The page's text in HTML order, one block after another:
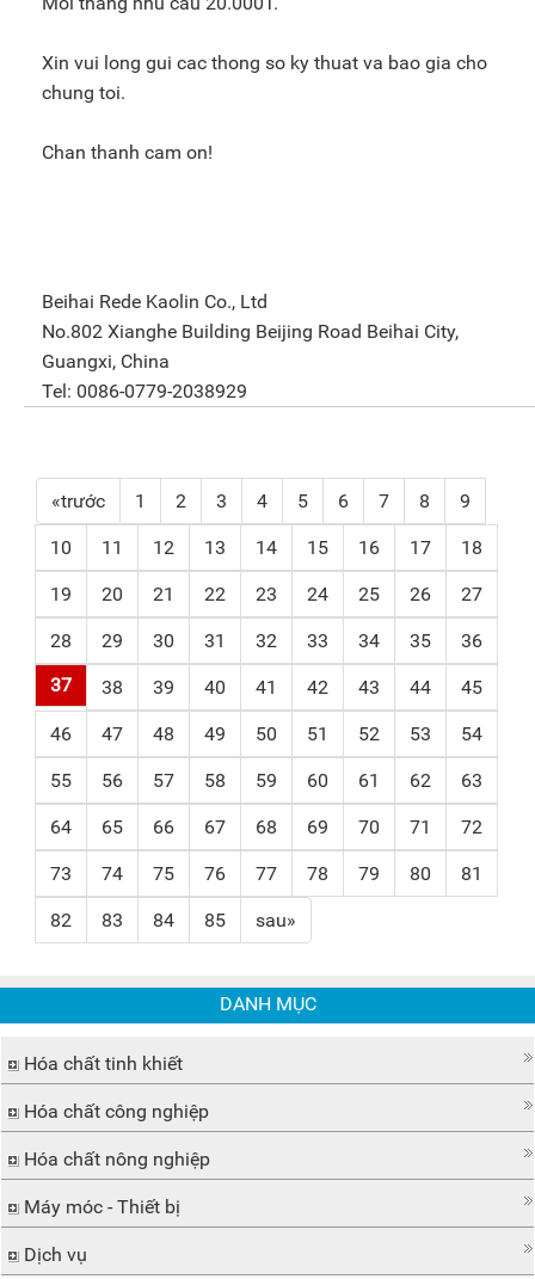
Xin vui long gui cac thong so ky thuat va bao gia cho
chung toi.
Chan thanh cam on!
Beihai Rede Kaolin Co., Ltd
No.802 Xianghe Building Beijing Road Beihai City,
Guangxi, China
Tel: 0086-0779-2038929
«trước 1 2 3 4 5 6 7 8 9
10 11 12 13 14 15 16 17 18
19 20 21 22 23 24 25 26 27
28 29 30 31 32 33 34 35
36
37
38 39 40 41 42 43 44 45
46 47 48 49 50 51 52 53 54
55 56 57 58 59 60 61 62 63
64 65 66 67 68 69 70 71 72
73 74 75 76 77 78 79 80 81
82 83 84 85 sau»
DANH MỤC
Hóa chất tinh khiết
Hóa chất công nghiệp
Hóa chất nông nghiệp
Máy móc - Thiết bị
Dịch vụ